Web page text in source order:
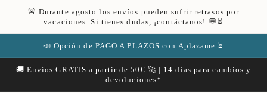
directamente
al contenido
🚨 Durante agosto los envíos pueden sufrir retrasos por
vacaciones. Si tienes dudas, ¡contáctanos! 💬⏳
📣 Opción de PAGO A PLAZOS con Aplazame ⏳
🚚 Envíos GRATIS a partir de 50€ 🚀 | 14 días para cambios y
devoluciones*